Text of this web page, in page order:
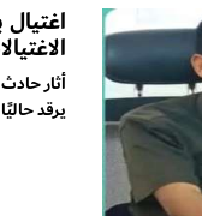
أثار
يرقد